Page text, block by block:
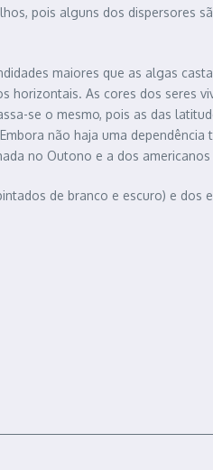
pois alguns dos dispersores
maiores que as algas
As cores dos seres
se o mesmo, pois as das
não haja uma
no Outono e a dos
de branco e escuro) e dos